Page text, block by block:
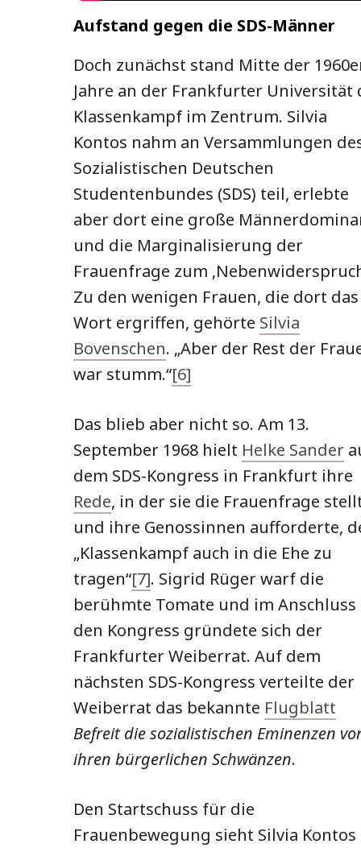
Aufstand gegen die SDS-Männer
Doch zunächst stand Mitte der
Jahre an der Frankfurter Universität
Klassenkampf im Zentrum. Silvia
Kontos nahm an Versammlungen
Sozialistischen Deutschen
Studentenbundes (SDS) teil, erlebte
aber dort eine große
und die Marginalisierung der
Frauenfrage zum
Zu den wenigen Frauen, die dort das
Wort ergriffen, gehörte Silvia
Bovenschen. „Aber der Rest der
war stumm.“[6]
Das blieb aber nicht so. Am 13.
September 1968 hielt Helke Sander
dem SDS-Kongress in Frankfurt ihre
Rede, in der sie die Frauenfrage
und ihre Genossinnen aufforderte,
„Klassenkampf auch in die Ehe zu
tragen“[7]. Sigrid Rüger warf die
berühmte Tomate und im Anschluss
den Kongress gründete sich der
Frankfurter Weiberrat. Auf dem
nächsten SDS-Kongress verteilte der
Weiberrat das bekannte Flugblatt
Befreit die sozialistischen Eminenzen
ihren bürgerlichen Schwänzen.
Den Startschuss für die
Frauenbewegung sieht Silvia Kontos